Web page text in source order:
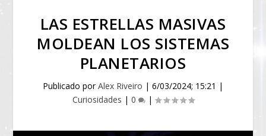
LAS ESTRELLAS MASIVAS
MOLDEAN LOS SISTEMAS
PLANETARIOS
Publicado porAlex Riveiro | 6/03/2024; 15:21 |
Curiosidades | 0 |